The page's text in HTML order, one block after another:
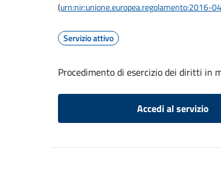
(urn:nir:unione.europea.regolamento:2016-
Servizio attivo
Procedimento di esercizio dei diritti in
Accedi al servizio